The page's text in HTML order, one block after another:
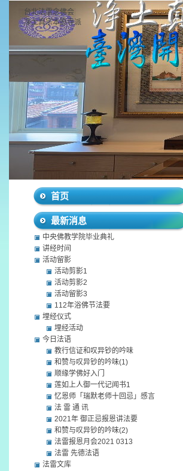
台北法雷念佛会
净土真宗本愿寺派
首页
最新消息
中央佛教学院毕业典礼
讲经时间
活动留影
活动剪影1
活动剪影2
活动留影3
112年浴佛节法要
埋经仪式
埋经活动
今日法语
教行信证和叹异钞的吟味
和赞与叹异钞的吟味(1)
顺缘学佛好入门
莲如上人御一代记闻书1
忆恩师「瑞默老师十回忌」感言
法 雷 通 讯
2021年 御正忌报恩讲法要
和赞与叹异钞的吟味(2)
法雷报恩月会2021 0313
法雷 先德法语
法雷文库